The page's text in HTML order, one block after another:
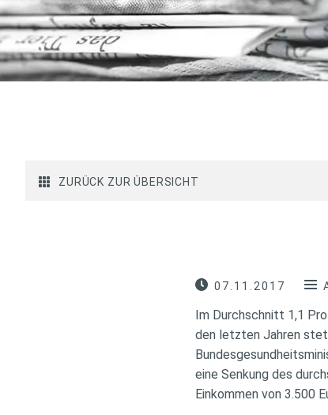
ZURÜCK ZUR ÜBERSICHT
07.11.2017
Im Durchschnitt 1,1
den letzten Jahren
eine Senkung des
Einkommen von 3.500